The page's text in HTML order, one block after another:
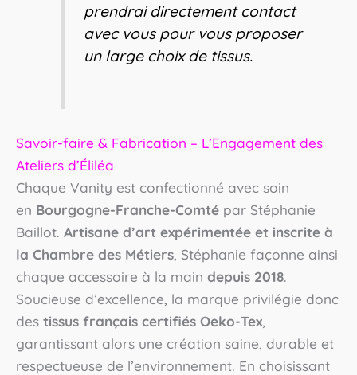
prendrai directement contact
avec vous pour vous proposer
un large choix de tissus.
Savoir-faire & Fabrication – L’Engagement des
Ateliers d’Éliléa
Chaque Vanity est confectionné avec soin
en Bourgogne-Franche-Comté par Stéphanie
Baillot. Artisane d’art expérimentée et inscrite à
la Chambre des Métiers, Stéphanie façonne ainsi
chaque accessoire à la main depuis 2018.
Soucieuse d’excellence, la marque privilégie donc
des tissus français certifiés Oeko-Tex,
garantissant alors une création saine, durable et
respectueuse de l’environnement. En choisissant